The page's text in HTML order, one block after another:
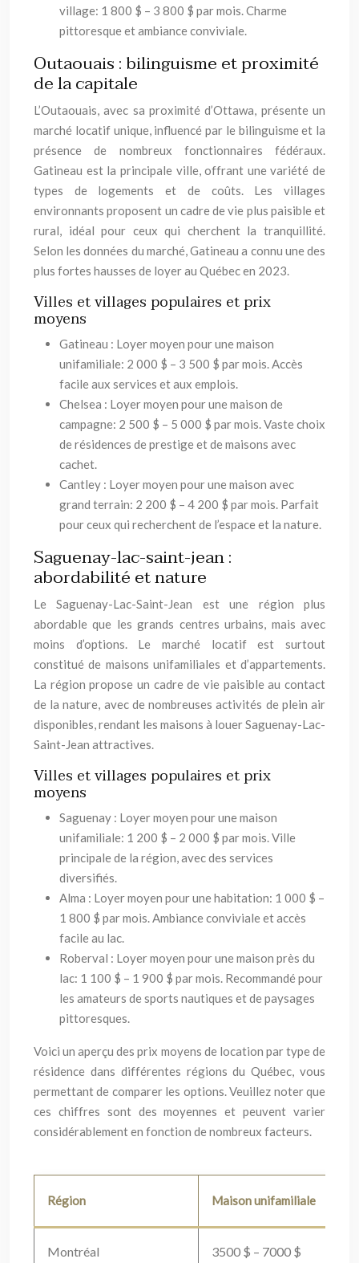
village: 1 800 $ – 3 800 $ par mois. Charme
pittoresque et ambiance conviviale.
Outaouais : bilinguisme et proximité
de la capitale
L’Outaouais, avec sa proximité d’Ottawa, présente un
marché locatif unique, influencé par le bilinguisme et la
présence de nombreux fonctionnaires fédéraux.
Gatineau est la principale ville, offrant une variété de
types de logements et de coûts. Les villages
environnants proposent un cadre de vie plus paisible et
rural, idéal pour ceux qui cherchent la tranquillité.
Selon les données du marché, Gatineau a connu une des
plus fortes hausses de loyer au Québec en 2023.
Villes et villages populaires et prix
moyens
Gatineau : Loyer moyen pour une maison
unifamiliale: 2 000 $ – 3 500 $ par mois. Accès
facile aux services et aux emplois.
Chelsea : Loyer moyen pour une maison de
campagne: 2 500 $ – 5 000 $ par mois. Vaste choix
de résidences de prestige et de maisons avec
cachet.
Cantley : Loyer moyen pour une maison avec
grand terrain: 2 200 $ – 4 200 $ par mois. Parfait
pour ceux qui recherchent de l’espace et la nature.
Saguenay-lac-saint-jean :
abordabilité et nature
Le Saguenay-Lac-Saint-Jean est une région plus
abordable que les grands centres urbains, mais avec
moins d’options. Le marché locatif est surtout
constitué de maisons unifamiliales et d’appartements.
La région propose un cadre de vie paisible au contact
de la nature, avec de nombreuses activités de plein air
disponibles, rendant les maisons à louer Saguenay-Lac-
Saint-Jean attractives.
Villes et villages populaires et prix
moyens
Saguenay : Loyer moyen pour une maison
unifamiliale: 1 200 $ – 2 000 $ par mois. Ville
principale de la région, avec des services
diversifiés.
Alma : Loyer moyen pour une habitation: 1 000 $ –
1 800 $ par mois. Ambiance conviviale et accès
facile au lac.
Roberval : Loyer moyen pour une maison près du
lac: 1 100 $ – 1 900 $ par mois. Recommandé pour
les amateurs de sports nautiques et de paysages
pittoresques.
Voici un aperçu des prix moyens de location par type de
résidence dans différentes régions du Québec, vous
permettant de comparer les options. Veuillez noter que
ces chiffres sont des moyennes et peuvent varier
considérablement en fonction de nombreux facteurs.
Région Maison unifamiliale
Montréal 3500 $ – 7000 $